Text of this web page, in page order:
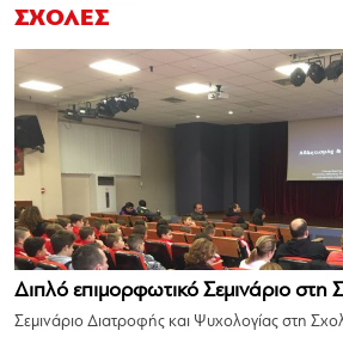
ΣΧΟΛΕΣ
Διπλό επιμορφωτικό Σεμινάριο στη
Σεμινάριο Διατροφής και Ψυχολογίας στη